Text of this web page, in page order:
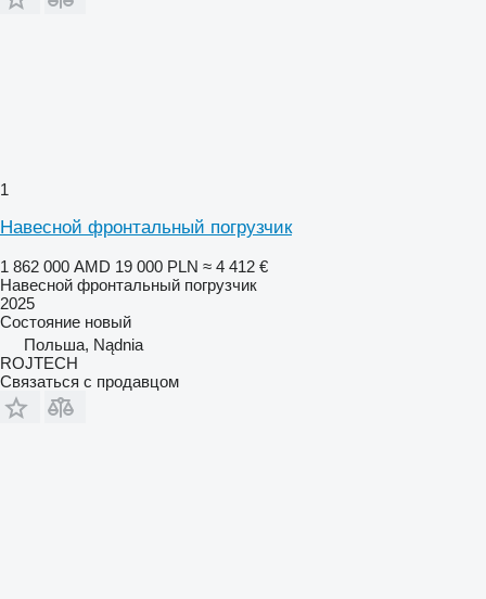
1
Навесной фронтальный погрузчик
1 862 000 AMD 19 000 PLN ≈ 4 412 €
Навесной фронтальный погрузчик
2025
Состояние новый
Польша, Nądnia
ROJTECH
Связаться с продавцом